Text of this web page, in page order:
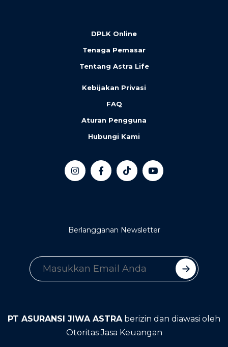
DPLK Online
Tenaga Pemasar
Tentang Astra Life
Kebijakan Privasi
FAQ
Aturan Pengguna
Hubungi Kami
Berlangganan Newsletter
PT ASURANSI JIWA ASTRAberizin dan diawasi oleh
Otoritas Jasa Keuangan